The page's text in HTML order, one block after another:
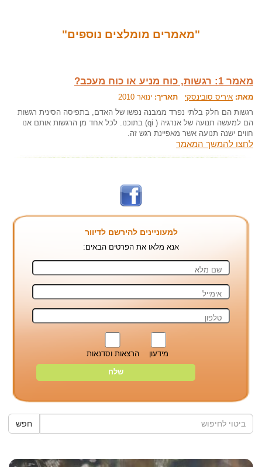
"מאמרים מומלצים נוספים"
מאמר 1: רגשות, כוח מניע או כוח מעכב?
מאת: איריס סובינסקי תאריך: ינואר 2010
רגשות הם חלק בלתי נפרד ממבנה נפשו של האדם, בתפיסה הסינית רגשות
הם למעשה תנועה של אנרגיה ( qi) בתוכנו. לכל אחד מן הרגשות אותם אנו
חווים ישנה תנועה אשר מאפיינת רגש זה.
לחצו להמשך המאמר
למעוניינים להירשם לדיוור
אנא מלאו את הפרטים הבאים:
מידעון הרצאות וסדנאות
חפש